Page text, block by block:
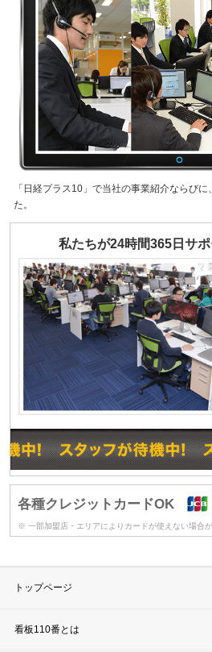
「日経プラス10」で当社の事業紹介ならび
た。
私たちが24時間365日サ
各種クレジットカードOK
※ 一部加盟店・エリアによりカードが使えない場合
トップページ
看板110番とは